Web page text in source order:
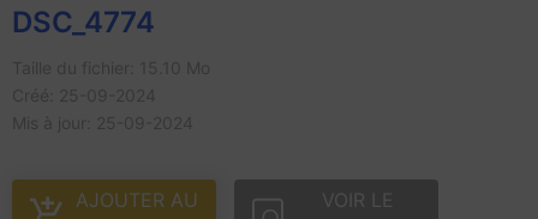
DSC_4774
AJOUTER AU
VOIR LE